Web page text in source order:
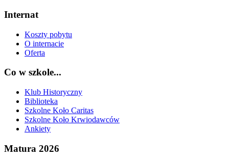
Internat
Koszty pobytu
O internacie
Oferta
Co w szkole...
Klub Historyczny
Biblioteka
Szkolne Koło Caritas
Szkolne Koło Krwiodawców
Ankiety
Matura 2026